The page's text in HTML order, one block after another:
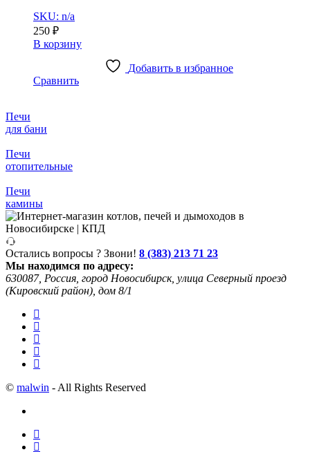
SKU: n/a
250 ₽
В корзину
Добавить в избранное
Сравнить
Печи
для бани
Печи
отопительные
Печи
камины
Остались вопросы ? Звони! 8 (383) 213 71 23
Мы находимся по адресу:
630087, Россия, город Новосибирск, улица Северный проезд
(Кировский район), дом 8/1
© malwin - All Rights Reserved